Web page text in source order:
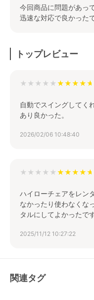
今回商品に問題があっ
迅速な対応で良かったで
トップレビュー
★★★★★
自動でスイングしてく
あり良かった。
2026/02/06 10:48:40
★★★★★
ハイローチェアをレン
なかったり使わなくな
タルにしてよかったです
2025/11/12 10:27:22
関連タグ